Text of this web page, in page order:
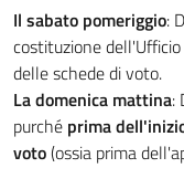
Il sabato pomeriggio:
costituzione
delle schede di voto.
La domenica mattina:
purché prima
voto(ossia prima